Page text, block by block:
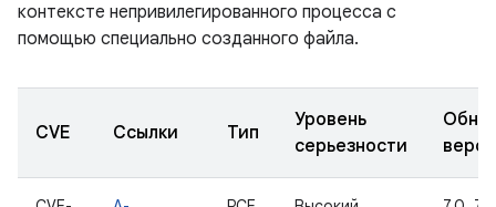
контексте непривилегированного процесса с
помощью специально созданного файла.
CVE Ссылки Тип
Уровень
серьезности